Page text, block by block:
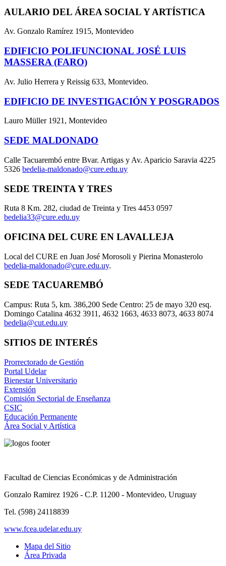
AULARIO DEL ÁREA SOCIAL Y ARTÍSTICA
Av. Gonzalo Ramírez 1915, Montevideo
EDIFICIO POLIFUNCIONAL JOSÉ LUIS
MASSERA (FARO)
Av. Julio Herrera y Reissig 633, Montevideo.
EDIFICIO DE INVESTIGACIÓN Y POSGRADOS
Lauro Müller 1921, Montevideo
SEDE MALDONADO
Calle Tacuarembó entre Bvar. Artigas y Av. Aparicio Saravia 4225
5326 bedelia-maldonado@cure.edu.uy
SEDE TREINTA Y TRES
Ruta 8 Km. 282, ciudad de Treinta y Tres 4453 0597
bedelia33@cure.edu.uy
OFICINA DEL CURE EN LAVALLEJA
Local del CURE en Juan José Morosoli y Pierina Monasterolo
bedelia-maldonado@cure.edu.uy.
SEDE TACUAREMBÓ
Campus: Ruta 5, km. 386,200 Sede Centro: 25 de mayo 320 esq.
Domingo Catalina 4632 3911, 4632 1663, 4633 8073, 4633 8074
bedelia@cut.edu.uy
SITIOS DE INTERÉS
Prorrectorado de Gestión
Portal Udelar
Bienestar Universitario
Extensión
Comisión Sectorial de Enseñanza
CSIC
Educación Permanente
Área Social y Artística
Facultad de Ciencias Económicas y de Administración
Gonzalo Ramirez 1926 - C.P. 11200 - Montevideo, Uruguay
Tel. (598) 24118839
www.fcea.udelar.edu.uy
Mapa del Sitio
Área Privada